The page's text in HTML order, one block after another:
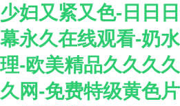
少妇又紧又色-日日
幕永久在线观看-奶
理-欧美精品久久久
久网-免费特级黄色